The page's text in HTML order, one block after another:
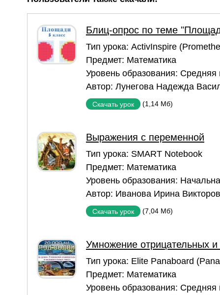
Блиц-опрос по теме
Тип урока: ActivInspire
Предмет: Математика
Уровень образования: Средняя
Автор: Лунегова Надежда
Скачать урок (1,14 Мб)
Выражения с переменной
Тип урока: SMART Notebook
Предмет: Математика
Уровень образования:
Автор: Иванова Ирина
Скачать урок (7,04 Мб)
Умножение отрицательных
Тип урока: Elite Panaboard
Предмет: Математика
Уровень образования: Средняя